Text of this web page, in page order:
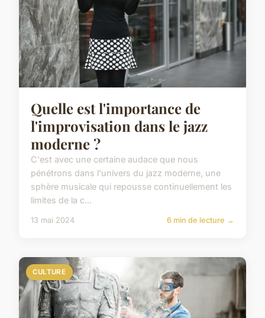
Quelle est l'importance de
l'improvisation dans le jazz
moderne ?
C'est avec une certaine audace que nous
pénétrons dans l'univers du jazz moderne, une
sphère musicale qui repousse continuellement les
limites de la c...
13 mai 2024 6 min de lecture →
CULTURE